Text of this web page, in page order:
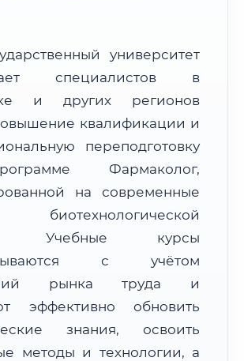
МСК (UTC+3)
Дистанционно
г. Подольск
оригиналов:
~2 826 км
СДЭК / Почтой: 4–6 рабочих дней
ФИС ФРДО
университет
специалистов в
и других регионов
квалификации и
переподготовку
Фармаколог,
на современные
биотехнологической
Учебные курсы
с учётом
рынка труда и
эффективно обновить
знания, освоить
методы и технологии, а